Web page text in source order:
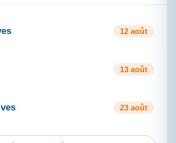
12 août
13 août
23 août